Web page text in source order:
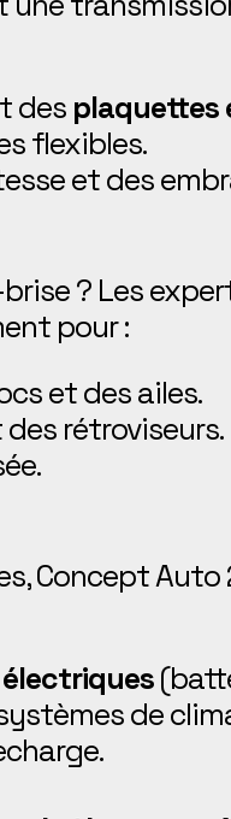
des plaquettes
flexibles.
et des
? Les
pour :
et des ailes.
rétroviseurs.
Concept
de